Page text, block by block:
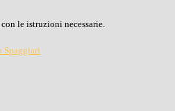
le istruzioni necessarie.
Spaggiari